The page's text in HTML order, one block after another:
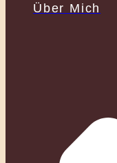
Über Mich